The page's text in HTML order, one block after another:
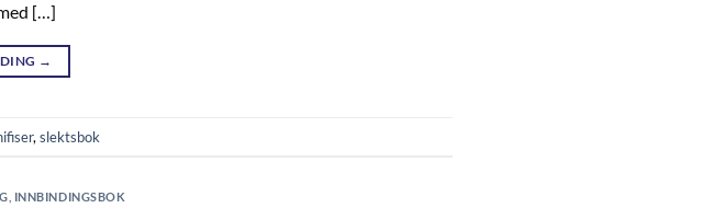
[…]
→
, slektsbok
INNBINDINGSBOK